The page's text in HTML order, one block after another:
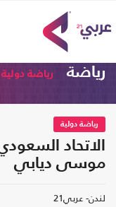
رياضة رياضة دولية
رياضة دولية
الاتحاد
موسى ديابي
لندن- عربي21